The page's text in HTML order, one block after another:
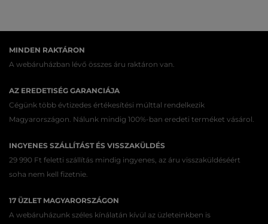
MINDEN RAKTÁRON
A webáruházban lévő összes áru raktáron van.
AZ EREDETISÉG GARANCIÁJA
Cégünk több évtizedes értékesítési múlttal rendelkezik
Magyarországon. Nálunk mindig 100%-ban eredeti terméket vásárol.
INGYENES SZÁLLÍTÁST ÉS VISSZAKÜLDÉS
29 990 Ft feletti szállítás mindig ingyenes, az áru visszaküldéséért
soha nem kell fizetnie.
17 ÜZLET MAGYARORSZÁGON
A webáruházunk széles kínálatán kívül az üzleteinkben is